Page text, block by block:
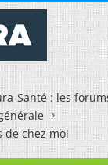
Santé : les
de chez moi